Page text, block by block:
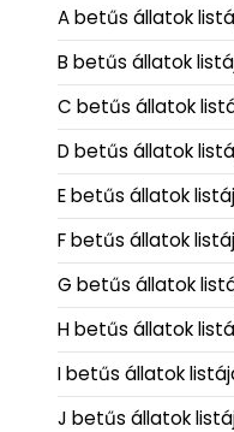
A betűs állatok
B betűs állatok
C betűs állatok
D betűs állatok
E betűs állatok
F betűs állatok
G betűs állatok
H betűs állatok
I betűs állatok
J betűs állatok